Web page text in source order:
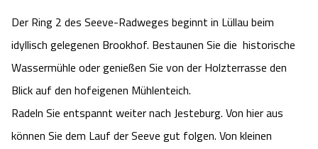
Shop
Kontakt
Urlaub mit Hund
Landschaftsführungen
Abenteuerland Trampolin-Park
Battle Kart Bispingen
Adventure District Bispingen
Der Ring 2 des Seeve-Radweges beginnt in Lüllau beim
idyllisch gelegenen Brookhof. Bestaunen Sie die historische
Wassermühle oder genießen Sie von der Holzterrasse den
Blick auf den hofeigenen Mühlenteich.
Radeln Sie entspannt weiter nach Jesteburg. Von hier aus
können Sie dem Lauf der Seeve gut folgen. Von kleinen